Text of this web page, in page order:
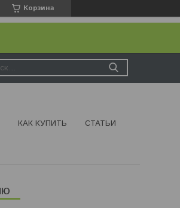
Корзина
КАК КУПИТЬ СТАТЬИ